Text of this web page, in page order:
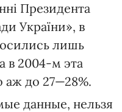
Президента
України», в
лишь
в 2004-м эта
аж до 27—28%.
данные, нельзя